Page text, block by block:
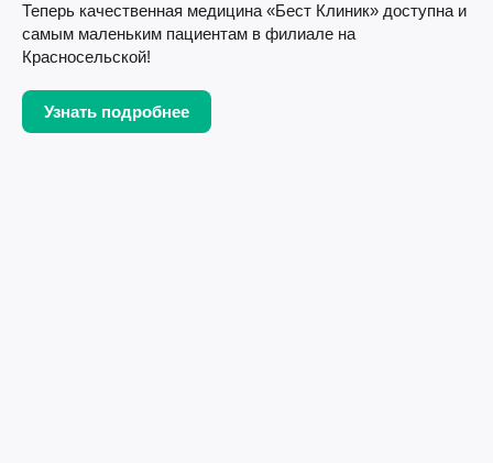
Теперь качественная медицина «Бест Клиник» доступна и
самым маленьким пациентам в филиале на
Красносельской!
Узнать подробнее